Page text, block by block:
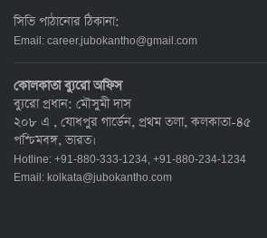
সিভি পাঠানোর ঠিকানা:
Email: career.jubokantho@gmail.com
কোলকাতা ব্যুরো অফিস
ব্যুরো প্রধান: মৌসুমী দাস
২০৮ এ , যোধপুর গার্ডেন, প্রথম তলা, কলকাতা-৪৫
পশ্চিমবঙ্গ, ভারত।
Hotline: +91-880-333-1234, +91-880-234-1234
Email: kolkata@jubokantho.com